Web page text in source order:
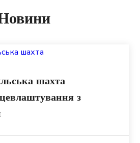
шахта
з